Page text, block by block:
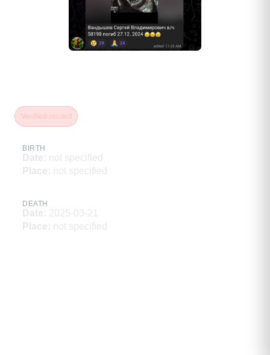
BIRTH
Date: not specified
Place: not specified
DEATH
Date: 2025-03-21
Place: not specified